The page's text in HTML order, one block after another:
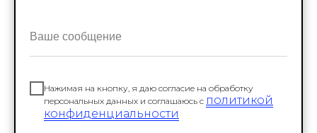
Нажимая на кнопку, я даю согласие на обработку
персональных данных и соглашаюсь c политикой
конфиденциальности